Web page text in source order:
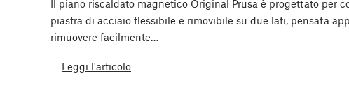
Il piano riscaldato magnetico Original Prusa è progettato per
piastra di acciaio flessibile e rimovibile su due lati, pensata
rimuovere facilmente…
Leggi l'articolo